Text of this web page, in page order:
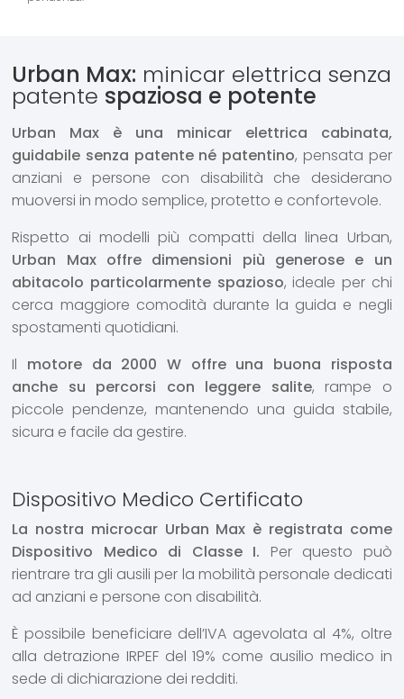
Urban Max: minicar elettrica senza
patente spaziosa e potente
Urban Max è una minicar elettrica cabinata,
guidabile senza patente né patentino, pensata per
anziani e persone con disabilità che desiderano
muoversi in modo semplice, protetto e confortevole.
Rispetto ai modelli più compatti della linea Urban,
Urban Max offre dimensioni più generose e un
abitacolo particolarmente spazioso, ideale per chi
cerca maggiore comodità durante la guida e negli
spostamenti quotidiani.
Il motore da 2000 W offre una buona risposta
anche su percorsi con leggere salite, rampe o
piccole pendenze, mantenendo una guida stabile,
sicura e facile da gestire.
Dispositivo Medico Certificato
La nostra microcar Urban Max è registrata come
Dispositivo Medico di Classe I. Per questo può
rientrare tra gli ausili per la mobilità personale dedicati
ad anziani e persone con disabilità.
È possibile beneficiare dell’IVA agevolata al 4%, oltre
alla detrazione IRPEF del 19% come ausilio medico in
sede di dichiarazione dei redditi.